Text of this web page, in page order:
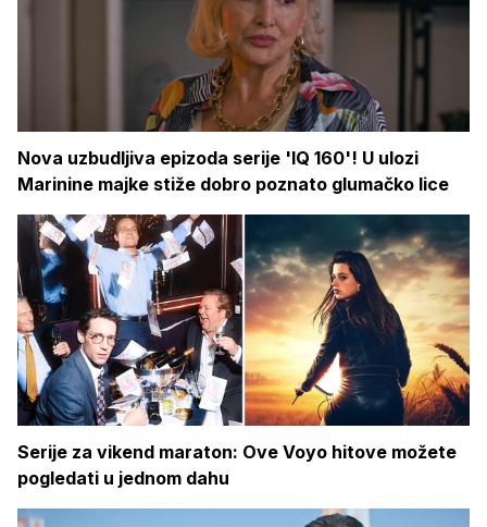
Nova uzbudljiva epizoda serije 'IQ 160'! U ulozi
Marinine majke stiže dobro poznato glumačko lice
Serije za vikend maraton: Ove Voyo hitove možete
pogledati u jednom dahu